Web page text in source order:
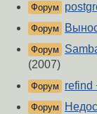
Форум
Форум
Форум
(2007)
Форум refind
Форум